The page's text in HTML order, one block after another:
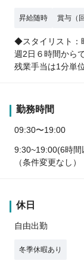
昇給随時 賞与（
◆スタイリスト：
週2日６時間から
残業手当は1分単
勤務時間
09:30〜19:00
9:30~19:00(6時
（条件変更なし）
休日
自由出勤
冬季休暇あり